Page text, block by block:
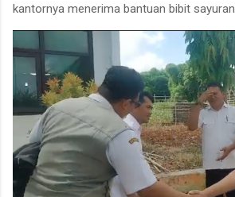
kantornya menerima bantuan bibit sayuran.